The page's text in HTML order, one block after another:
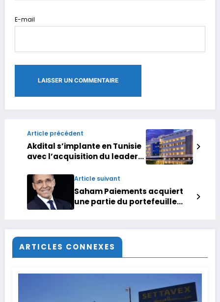
E-mail
Article précédent
Akdital s’implante en Tunisie
avec l’acquisition du leader
Article suivant
Saham Paiements acquiert
une partie du portefeuille
(CMI)
ARTICLES CONNEXES